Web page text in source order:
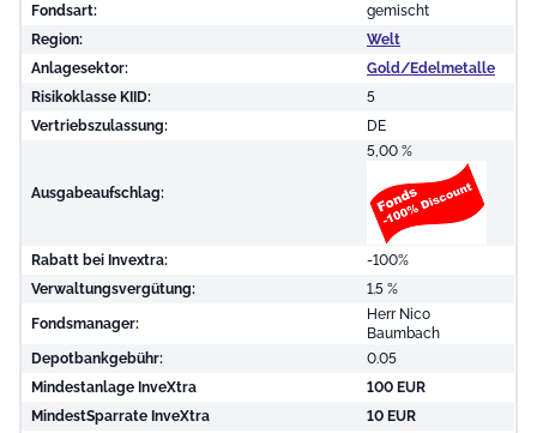
Fondsart:
gemischt
Region:
Welt
Anlagesektor:
Gold/Edelmetalle
Risikoklasse KIID:
5
Vertriebszulassung:
DE
Ausgabeaufschlag:
5,00 %
Rabatt bei Invextra:
-100%
Verwaltungsvergütung:
1.5 %
Fondsmanager:
Herr Nico
Baumbach
Depotbankgebühr:
0.05
Mindestanlage InveXtra
100 EUR
MindestSparrate InveXtra
10 EUR